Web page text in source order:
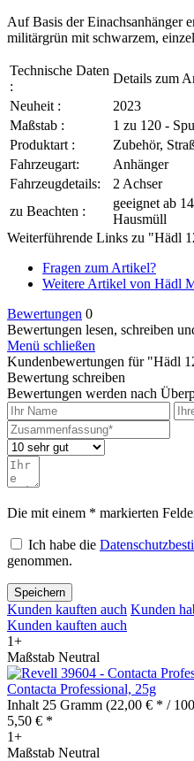
Auf Basis der Einachsanhänger
militärgrün mit schwarzem,
Technische Daten
:
Details zum
Neuheit :
2023
Maßstab :
1 zu 120 -
Produktart :
Zubehör,
Fahrzeugart:
Anhänger
Fahrzeugdetails:
2 Achser
zu Beachten :
geeignet ab
Hausmüll
Weiterführende Links zu "Hädl
Fragen zum Artikel?
Weitere Artikel von Hädl
Bewertungen 0
Bewertungen lesen, schreiben
Menü schließen
Kundenbewertungen für "Hädl
Bewertung schreiben
Bewertungen werden nach
Die mit einem * markierten
Ich habe die
genommen.
Speichern
Kunden kauften auch Kunden
Kunden kauften auch
1+
Maßstab Neutral
Contacta Professional, 25g
Inhalt 25 Gramm (22,00 € * /
5,50 € *
1+
Maßstab Neutral